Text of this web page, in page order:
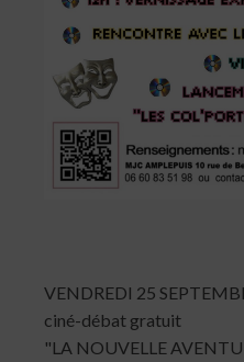
VENDREDI 25
ciné-débat gratuit
"LA NOUVELLE